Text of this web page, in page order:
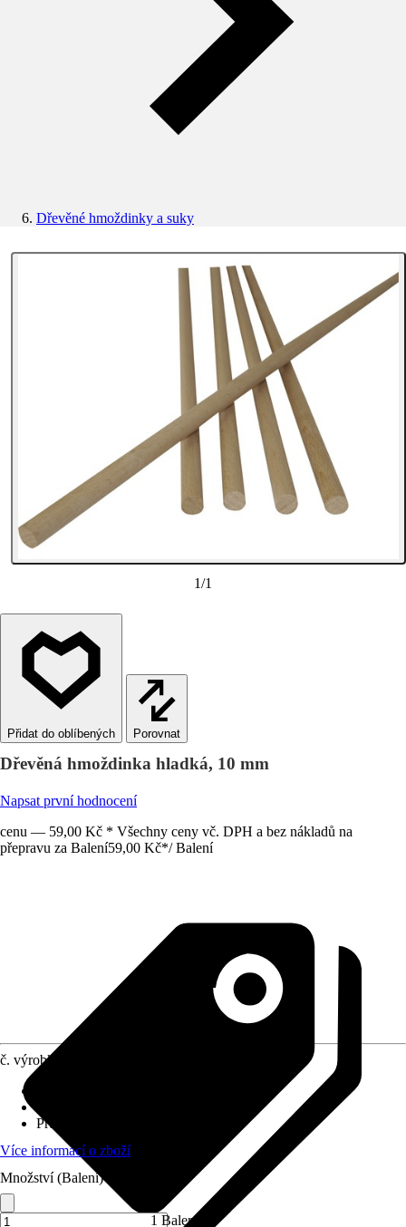
Dřevěné hmoždinky a suky
1/1
Porovnat
Dřevěná hmoždinka hladká, 10 mm
Napsat první hodnocení
cenu — 59,00 Kč * Všechny ceny vč. DPH a bez nákladů na
přepravu za Balení59,00 Kč*/ Balení
č. výrobku
Průměr
Více informací o zboží
Množství (Balení)
1 Balení